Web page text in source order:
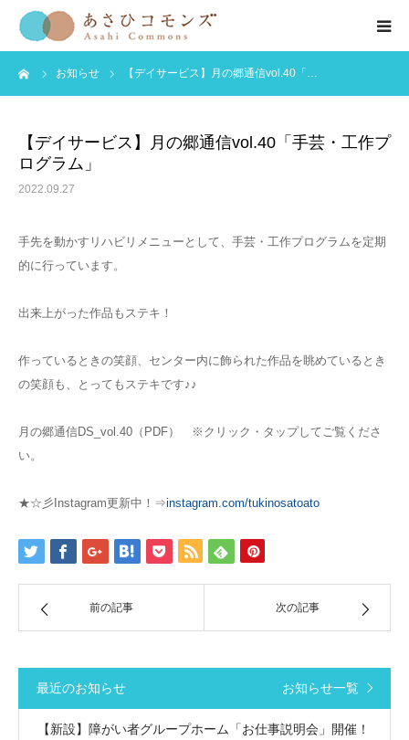
お知らせ 【デイサービス】月の郷通信vol.40「…
【デイサービス】月の郷通信vol.40「手芸・工作プ
ログラム」
2022.09.27
手先を動かすリハビリメニューとして、手芸・工作プログラムを定期
的に行っています。
出来上がった作品もステキ！
作っているときの笑顔、センター内に飾られた作品を眺めているとき
の笑顔も、とってもステキです♪♪
月の郷通信DS_vol.40（PDF） ※クリック・タップしてご覧くださ
い。
★☆彡Instagram更新中！⇒instagram.com/tukinosatoato
前の記事 次の記事
最近のお知らせ お知らせ一覧
【新設】障がい者グループホーム「お仕事説明会」開催！
HOME
会社紹介
事業紹介